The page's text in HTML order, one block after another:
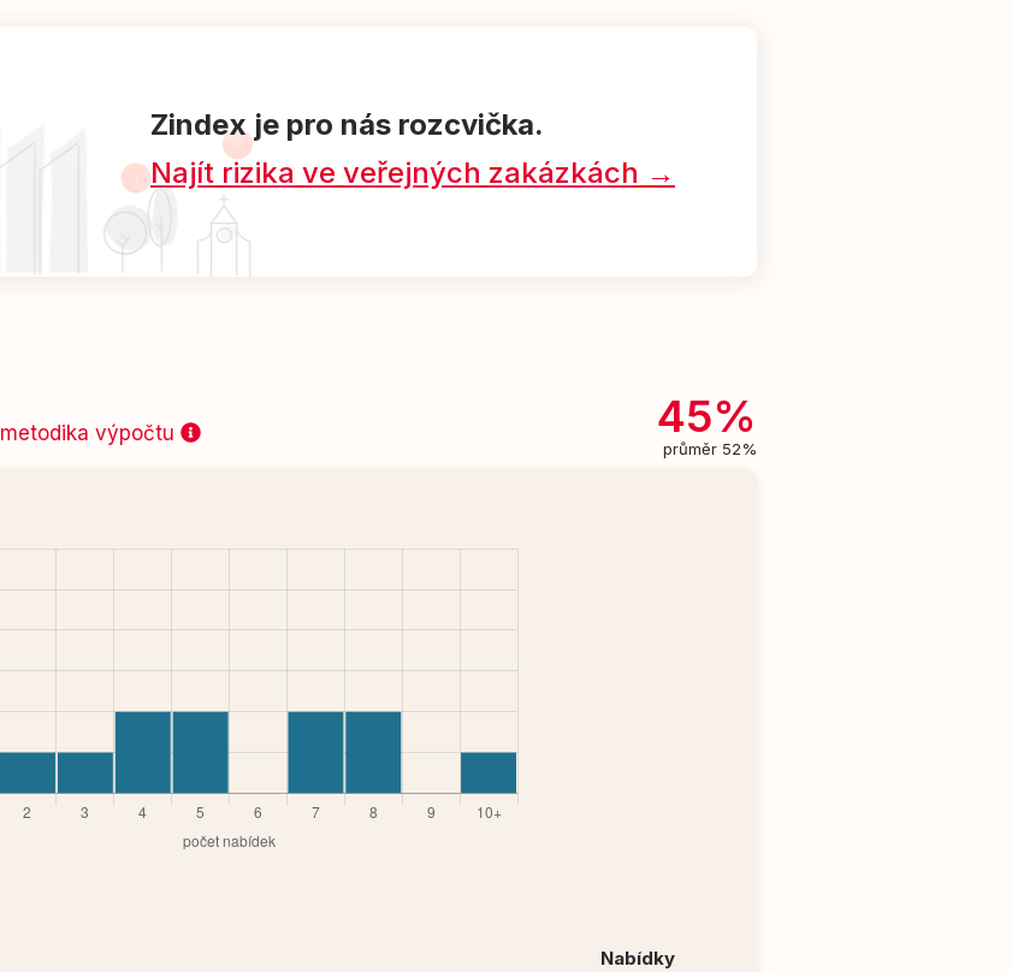
Zindex je pro nás rozcvička.
Najít rizika ve veřejných zakázkách →
metodika výpočtu 45%
průměr 52%
Nabídky